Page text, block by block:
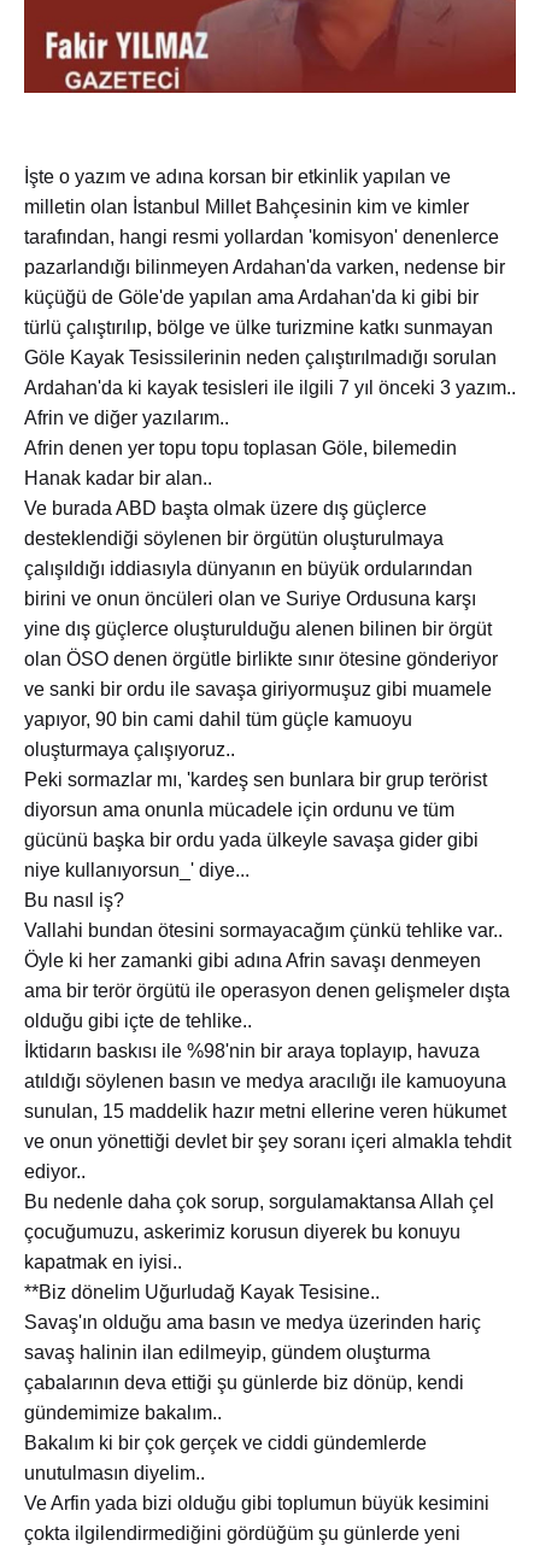
İşte o yazım ve adına korsan bir etkinlik yapılan ve
milletin olan İstanbul Millet Bahçesinin kim ve kimler
tarafından, hangi resmi yollardan 'komisyon' denenlerce
pazarlandığı bilinmeyen Ardahan'da varken, nedense bir
küçüğü de Göle'de yapılan ama Ardahan'da ki gibi bir
türlü çalıştırılıp, bölge ve ülke turizmine katkı sunmayan
Göle Kayak Tesissilerinin neden çalıştırılmadığı sorulan
Ardahan'da ki kayak tesisleri ile ilgili 7 yıl önceki 3 yazım..
Afrin ve diğer yazılarım..
Afrin denen yer topu topu toplasan Göle, bilemedin
Hanak kadar bir alan..
Ve burada ABD başta olmak üzere dış güçlerce
desteklendiği söylenen bir örgütün oluşturulmaya
çalışıldığı iddiasıyla dünyanın en büyük ordularından
birini ve onun öncüleri olan ve Suriye Ordusuna karşı
yine dış güçlerce oluşturulduğu alenen bilinen bir örgüt
olan ÖSO denen örgütle birlikte sınır ötesine gönderiyor
ve sanki bir ordu ile savaşa giriyormuşuz gibi muamele
yapıyor, 90 bin cami dahil tüm güçle kamuoyu
oluşturmaya çalışıyoruz..
Peki sormazlar mı, 'kardeş sen bunlara bir grup terörist
diyorsun ama onunla mücadele için ordunu ve tüm
gücünü başka bir ordu yada ülkeyle savaşa gider gibi
niye kullanıyorsun_' diye...
Bu nasıl iş?
Vallahi bundan ötesini sormayacağım çünkü tehlike var..
Öyle ki her zamanki gibi adına Afrin savaşı denmeyen
ama bir terör örgütü ile operasyon denen gelişmeler dışta
olduğu gibi içte de tehlike..
İktidarın baskısı ile %98'nin bir araya toplayıp, havuza
atıldığı söylenen basın ve medya aracılığı ile kamuoyuna
sunulan, 15 maddelik hazır metni ellerine veren hükumet
ve onun yönettiği devlet bir şey soranı içeri almakla tehdit
ediyor..
Bu nedenle daha çok sorup, sorgulamaktansa Allah çel
çocuğumuzu, askerimiz korusun diyerek bu konuyu
kapatmak en iyisi..
**Biz dönelim Uğurludağ Kayak Tesisine..
Savaş'ın olduğu ama basın ve medya üzerinden hariç
savaş halinin ilan edilmeyip, gündem oluşturma
çabalarının deva ettiği şu günlerde biz dönüp, kendi
gündemimize bakalım..
Bakalım ki bir çok gerçek ve ciddi gündemlerde
unutulmasın diyelim..
Ve Arfin yada bizi olduğu gibi toplumun büyük kesimini
çokta ilgilendirmediğini gördüğüm şu günlerde yeni